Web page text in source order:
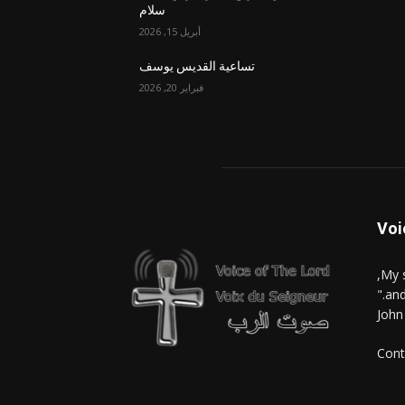
سلام
أبريل 15, 2026
تساعية القديس يوسف
فبراير 20, 2026